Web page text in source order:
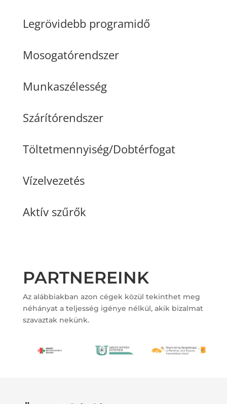
Legrövidebb programidő
Mosogatórendszer
Munkaszélesség
Szárítórendszer
Töltetmennyiség/Dobtérfogat
Vízelvezetés
Aktív szűrők
PARTNEREINK
Az alábbiakban azon cégek közül tekinthet meg
néhányat a teljesség igénye nélkül, akik bizalmat
szavaztak nekünk.